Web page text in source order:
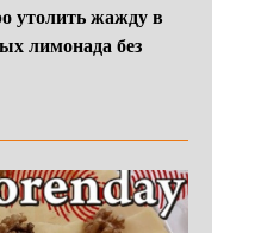
утолить жажду в
лимонада без